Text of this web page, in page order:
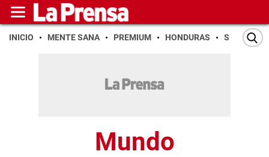
INICIO MENTE SANA PREMIUM HONDURAS SAN PEDRO
Mundo